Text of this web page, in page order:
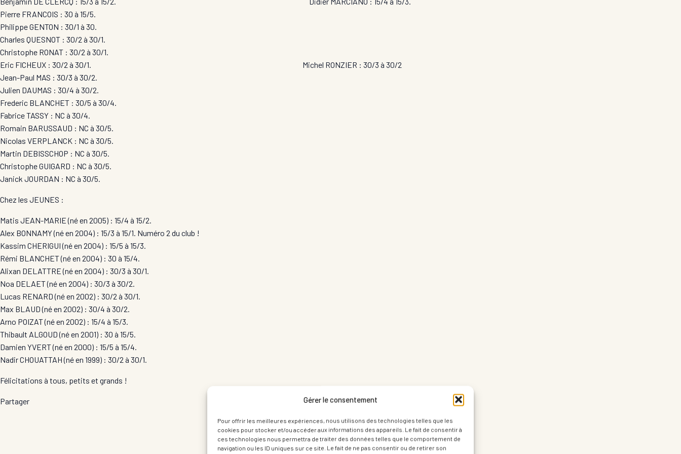
Gérer le consentement
Pour offrir les meilleures expériences, nous utilisons des technologies telles que les
cookies pour stocker et/ou accéder aux informations des appareils. Le fait de consentir à
ces technologies nous permettra de traiter des données telles que le comportement de
navigation ou les ID uniques sur ce site. Le fait de ne pas consentir ou de retirer son
Pierre FRANCOIS : 30 à 15/5.
Philippe GENTON : 30/1 à 30.
Charles QUESNOT : 30/2 à 30/1.
Christophe RONAT : 30/2 à 30/1.
Eric FICHEUX : 30/2 à 30/1. Michel RONZIER : 30/3 à 30/2
Jean-Paul MAS : 30/3 à 30/2.
Julien DAUMAS : 30/4 à 30/2.
Frederic BLANCHET : 30/5 à 30/4.
Fabrice TASSY : NC à 30/4.
Romain BARUSSAUD : NC à 30/5.
Nicolas VERPLANCK : NC à 30/5.
Martin DEBISSCHOP : NC à 30/5.
Christophe GUIGARD : NC à 30/5.
Janick JOURDAN : NC à 30/5.
Chez les JEUNES :
Matis JEAN-MARIE (né en 2005) : 15/4 à 15/2.
Alex BONNAMY (né en 2004) : 15/3 à 15/1. Numéro 2 du club !
Kassim CHERIGUI (né en 2004) : 15/5 à 15/3.
Rémi BLANCHET (né en 2004) : 30 à 15/4.
Alixan DELATTRE (né en 2004) : 30/3 à 30/1.
Noa DELAET (né en 2004) : 30/3 à 30/2.
Lucas RENARD (né en 2002) : 30/2 à 30/1.
Max BLAUD (né en 2002) : 30/4 à 30/2.
Arno POIZAT (né en 2002) : 15/4 à 15/3.
Thibault ALGOUD (né en 2001) : 30 à 15/5.
Damien YVERT (né en 2000) : 15/5 à 15/4.
Nadir CHOUATTAH (né en 1999) : 30/2 à 30/1.
Félicitations à tous, petits et grands !
Partager